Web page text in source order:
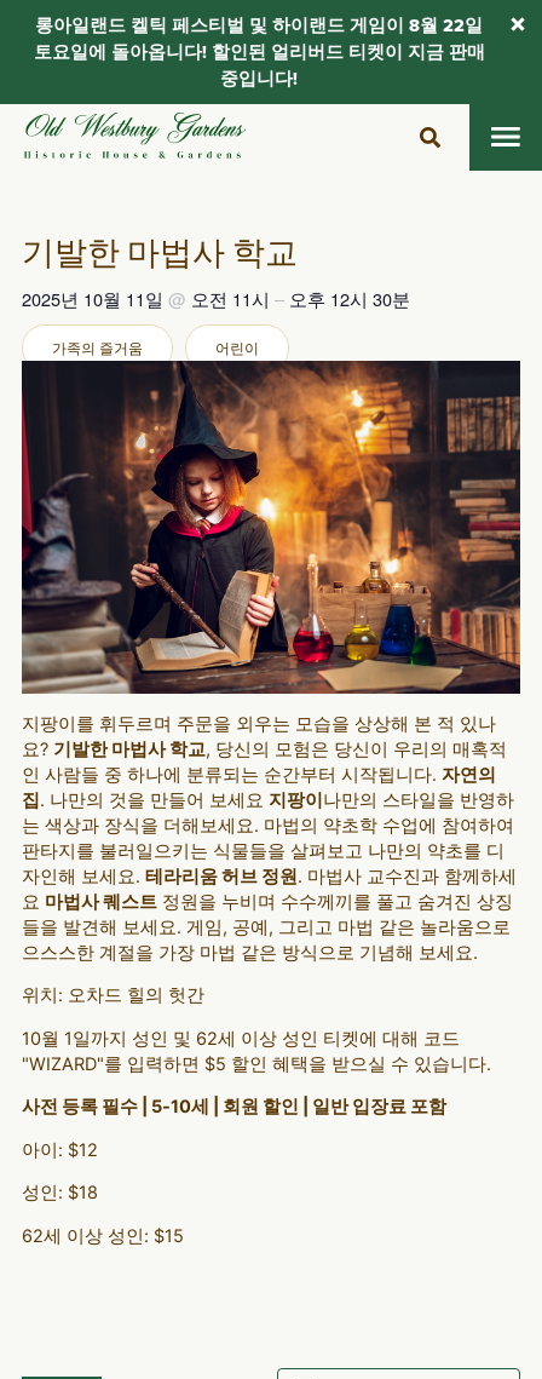
기발한 마법사 학교
2025년 10월 11일 @ 오전 11시 – 오후 12시 30분
가족의 즐거움 어린이
지팡이를 휘두르며 주문을 외우는 모습을 상상해 본 적 있나
요? 기발한 마법사 학교, 당신의 모험은 당신이 우리의 매혹적
인 사람들 중 하나에 분류되는 순간부터 시작됩니다. 자연의
집. 나만의 것을 만들어 보세요 지팡이나만의 스타일을 반영하
는 색상과 장식을 더해보세요. 마법의 약초학 수업에 참여하여
판타지를 불러일으키는 식물들을 살펴보고 나만의 약초를 디
자인해 보세요. 테라리움 허브 정원. 마법사 교수진과 함께하세
요 마법사 퀘스트정원을 누비며 수수께끼를 풀고 숨겨진 상징
들을 발견해 보세요. 게임, 공예, 그리고 마법 같은 놀라움으로
으스스한 계절을 가장 마법 같은 방식으로 기념해 보세요.
위치: 오차드 힐의 헛간
10월 1일까지 성인 및 62세 이상 성인 티켓에 대해 코드
"WIZARD"를 입력하면 $5 할인 혜택을 받으실 수 있습니다.
사전 등록 필수 | 5-10세 | 회원 할인 | 일반 입장료 포함
아이: $12
성인: $18
62세 이상 성인: $15
롱아일랜드 켈틱 페스티벌 및 하이랜드 게임이 8월 22일
토요일에 돌아옵니다! 할인된 얼리버드 티켓이 지금 판매
중입니다!